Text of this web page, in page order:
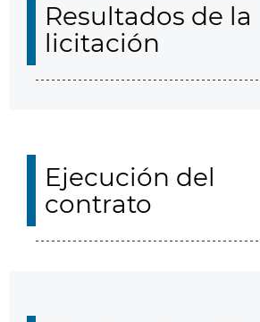
Resultados de la
licitación
Ejecución del
contrato